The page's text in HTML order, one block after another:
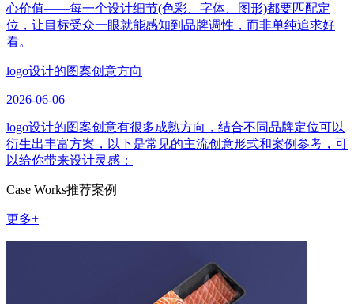
心价值——每一个设计细节(色彩、字体、图形)都要匹配定
位，让目标受众一眼就能感知到品牌调性，而非单纯追求好
看。
logo设计的图案创意方向
2026-06-06
logo设计的图案创意有很多成熟方向，结合不同品牌定位可以
衍生出丰富方案，以下是常见的主流创意形式和案例参考，可
以给你带来设计灵感：
Case Works推荐案例
更多+